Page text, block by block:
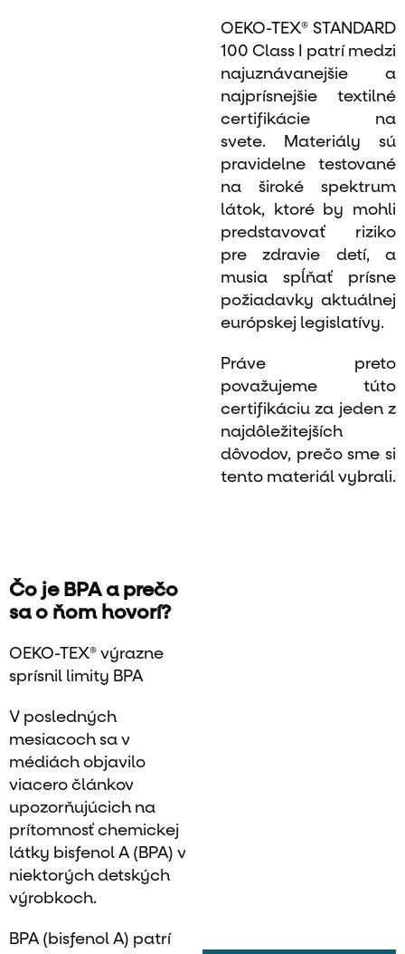
OEKO-TEX® STANDARD
100 Class I patrí medzi
najuznávanejšie a
najprísnejšie textilné
certifikácie na
svete. Materiály sú
pravidelne testované
na široké spektrum
látok, ktoré by mohli
predstavovať riziko
pre zdravie detí, a
musia spĺňať prísne
požiadavky aktuálnej
európskej legislatívy.
Práve preto
považujeme túto
certifikáciu za jeden z
najdôležitejších
dôvodov, prečo sme si
tento materiál vybrali.
Čo je BPA a prečo
sa o ňom hovorí?
OEKO-TEX® výrazne
sprísnil limity BPA
V posledných
mesiacoch sa v
médiách objavilo
viacero článkov
upozorňujúcich na
prítomnosť chemickej
látky bisfenol A (BPA) v
niektorých detských
výrobkoch.
BPA (bisfenol A) patrí